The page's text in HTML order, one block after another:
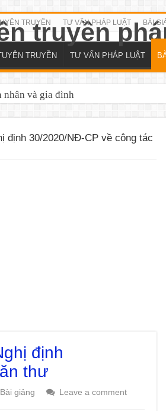
TRUYỀN TƯ VẤN PHÁP LUẬT BÀI
TRUYỀN TƯ VẤN PHÁP LUẬT
và gia đình
định 30/2020/NĐ-CP về công tác
định
thư
Bài giảng
Leave a comment